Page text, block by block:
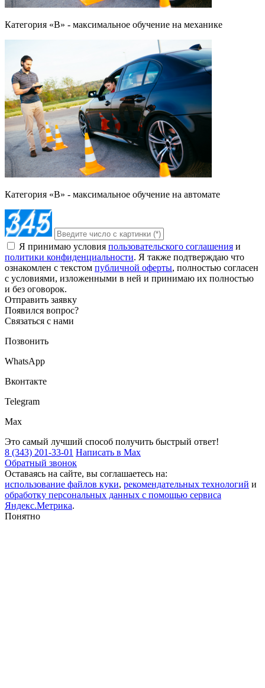
Категория «B» - максимальное обучение на механике
Категория «B» - максимальное обучение на автомате
Я принимаю условия пользовательского соглашения и
политики конфиденциальности. Я также подтверждаю что
ознакомлен с текстом публичной оферты, полностью согласен
с условиями, изложенными в ней и принимаю их полностью
и без оговорок.
Отправить заявку
Появился вопрос?
Связаться с нами
Позвонить
WhatsApp
Вконтакте
Telegram
Max
Это самый лучший способ получить быстрый ответ!
8 (343) 201-33-01 Написать в Max
Обратный звонок
Оставаясь на сайте, вы соглашаетесь на:
использование файлов куки, рекомендательных технологий и
обработку персональных данных с помощью сервиса
Яндекс.Метрика.
Понятно